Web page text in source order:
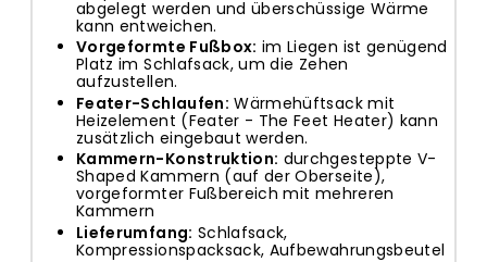
abgelegt werden und überschüssige Wärme
kann entweichen.
Vorgeformte Fußbox: im Liegen ist genügend
Platz im Schlafsack, um die Zehen
aufzustellen.
Feater-Schlaufen: Wärmehüftsack mit
Heizelement (Feater - The Feet Heater) kann
zusätzlich eingebaut werden.
Kammern-Konstruktion: durchgesteppte V-
Shaped Kammern (auf der Oberseite),
vorgeformter Fußbereich mit mehreren
Kammern
Lieferumfang: Schlafsack,
Kompressionspacksack, Aufbewahrungsbeutel